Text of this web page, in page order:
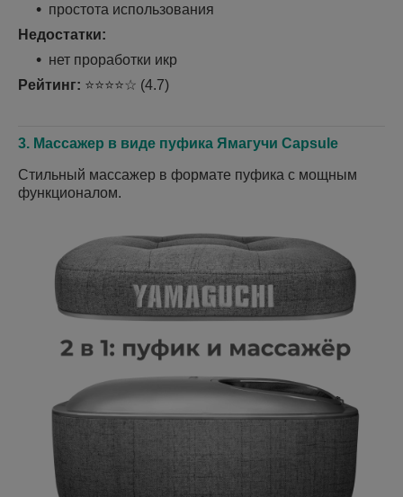
простота использования
Недостатки:
нет проработки икр
Рейтинг: ⭐⭐⭐⭐☆ (4.7)
3. Массажер в виде пуфика Ямагучи Capsule
Стильный массажер в формате пуфика с мощным
функционалом.